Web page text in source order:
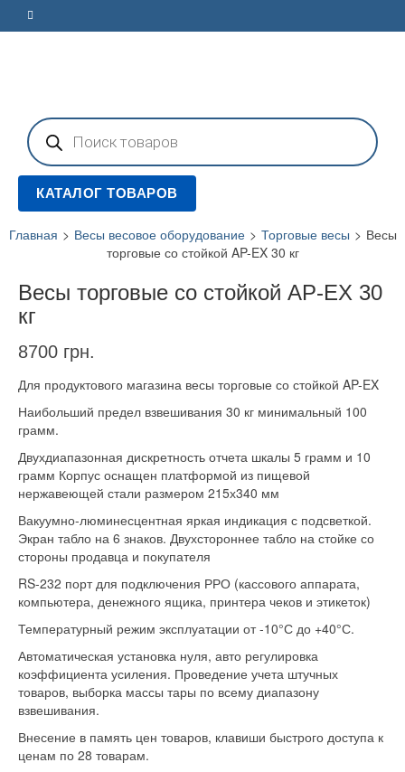
Поиск
товаров
КАТАЛОГ ТОВАРОВ
Главная > Весы весовое оборудование > Торговые весы > Весы
торговые со стойкой AP-EX 30 кг
Весы торговые со стойкой AP-EX 30
кг
8700 грн.
Для продуктового магазина весы торговые со стойкой AP-EX
Наибольший предел взвешивания 30 кг минимальный 100
грамм.
Двухдиапазонная дискретность отчета шкалы 5 грамм и 10
грамм Корпус оснащен платформой из пищевой
нержавеющей стали размером 215х340 мм
Вакуумно-люминесцентная яркая индикация с подсветкой.
Экран табло на 6 знаков. Двухстороннее табло на стойке со
стороны продавца и покупателя
RS-232 порт для подключения РРО (кассового аппарата,
компьютера, денежного ящика, принтера чеков и этикеток)
Температурный режим эксплуатации от -10°С до +40°С.
Автоматическая установка нуля, авто регулировка
коэффициента усиления. Проведение учета штучных
товаров, выборка массы тары по всему диапазону
взвешивания.
Внесение в память цен товаров, клавиши быстрого доступа к
ценам по 28 товарам.